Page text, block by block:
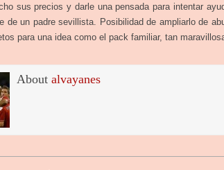
sus precios y darle una pensada para intentar
de un padre sevillista. Posibilidad de ampliarlo de
para una idea como el pack familiar, tan
About alvayanes